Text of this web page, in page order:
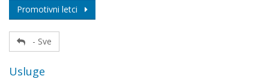
Promotivni letci
- Sve
Usluge